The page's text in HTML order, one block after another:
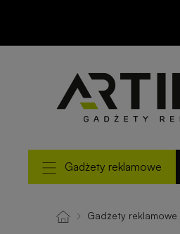
Gadżety reklamowe
Gadżety reklamowe